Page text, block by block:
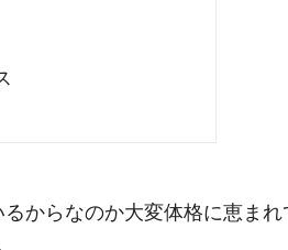
からなのか大変体格に恵ま